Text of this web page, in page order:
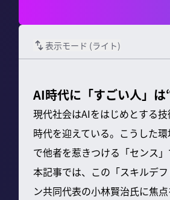
表示モード (ライト)
AI時代に「すごい人」
現代社会はAIをはじめとする
時代を迎えている。こうした
で他者を惹きつける「センス」
本記事では、この「スキルデ
ン共同代表の小林賢治氏に焦